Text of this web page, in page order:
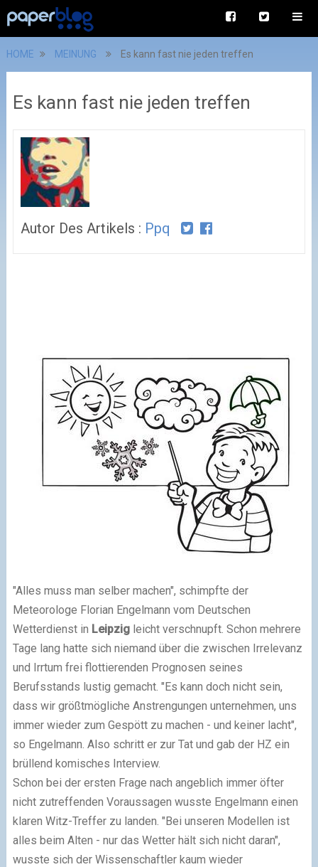
HOME MEINUNG Es kann fast nie jeden treffen
Es kann fast nie jeden treffen
Autor Des Artikels : Ppq
"Alles muss man selber machen", schimpfte der
Meteorologe Florian Engelmann vom Deutschen
Wetterdienst in Leipzigleicht verschnupft. Schon mehrere
Tage lang hatte sich niemand über die zwischen Irrelevanz
und Irrtum frei flottierenden Prognosen seines
Berufsstands lustig gemacht. "Es kann doch nicht sein,
dass wir größtmögliche Anstrengungen unternehmen, uns
immer wieder zum Gespött zu machen - und keiner lacht",
so Engelmann. Also schritt er zur Tat und gab der HZ ein
brüllend komisches Interview.
Schon bei der ersten Frage nach angeblich immer öfter
nicht zutreffenden Voraussagen wusste Engelmann einen
klaren Witz-Treffer zu landen. "Bei unseren Modellen ist
alles beim Alten - nur das Wetter hält sich nicht daran",
wusste sich der Wissenschaftler kaum wieder